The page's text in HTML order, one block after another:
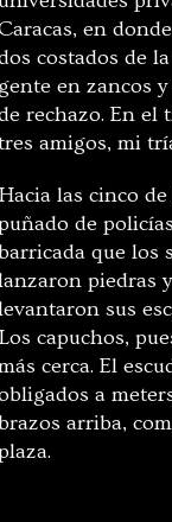
en
costados de
gente en zancos
rechazo. En el
amigos, mi
Hacia las cinco
de
que los
piedras
sus
Los capuchos,
cerca. El
a
arriba,